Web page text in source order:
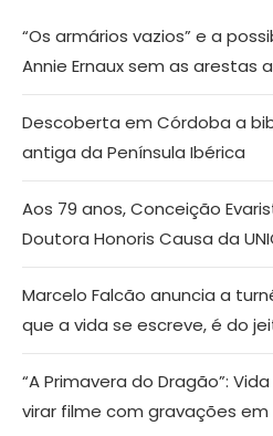
“Os armários vazios” e a
Annie Ernaux sem as arestas
Descoberta em Córdoba a
antiga da Península Ibérica
Aos 79 anos, Conceição
Doutora Honoris Causa da
Marcelo Falcão anuncia a
que a vida se escreve, é do
“A Primavera do Dragão”:
virar filme com gravações em